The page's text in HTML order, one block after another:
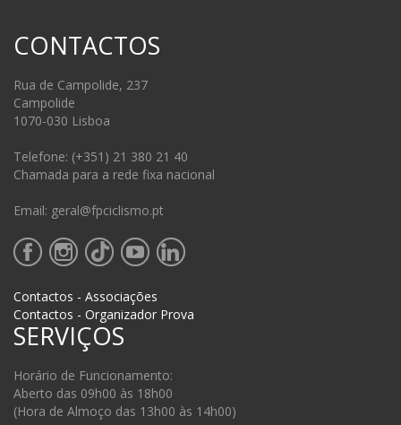
CONTACTOS
Rua de Campolide, 237
Campolide
1070-030 Lisboa
Telefone: (+351) 21 380 21 40
Chamada para a rede fixa nacional
Email: geral@fpciclismo.pt
Contactos - Associações
Contactos - Organizador Prova
SERVIÇOS
Horário de Funcionamento:
Aberto das 09h00 às 18h00
(Hora de Almoço das 13h00 às 14h00)